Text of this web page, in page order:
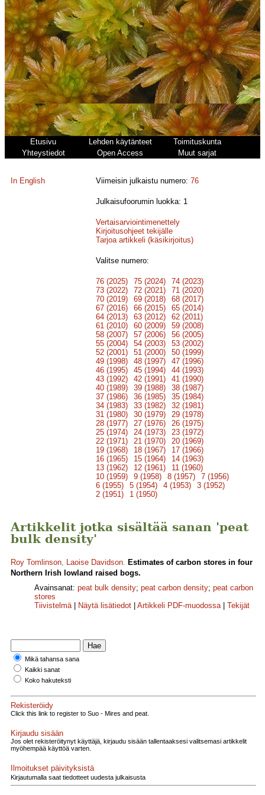
Etusivu Lehden käytänteet
Toimituskunta
Yhteystiedot
Open Access Muut sarjat
In English Viimeisin julkaistu numero:76
Julkaisufoorumin luokka: 1
Vertaisarviointimenettely
Kirjoitusohjeet tekijälle
Tarjoa artikkeli (käsikirjoitus)
Valitse numero:
76 (2025) 75 (2024)
74 (2023)
73 (2022)
72 (2021)
71 (2020)
70 (2019)
69 (2018)
68 (2017)
67 (2016)
66 (2015)
65 (2014)
64 (2013)
63 (2012)
62 (2011)
61 (2010)
60 (2009)
59 (2008)
58 (2007)
57 (2006)
56 (2005)
55 (2004)
54 (2003)
53 (2002)
52 (2001)
51 (2000)
50 (1999)
49 (1998)
48 (1997)
47 (1996)
46 (1995)
45 (1994)
44 (1993)
43 (1992)
42 (1991)
41 (1990)
40 (1989)
39 (1988)
38 (1987)
37 (1986)
36 (1985)
35 (1984)
34 (1983)
33 (1982)
32 (1981)
31 (1980)
30 (1979)
29 (1978)
28 (1977)
27 (1976)
26 (1975)
25 (1974)
24 (1973)
23 (1972)
22 (1971)
21 (1970)
20 (1969)
19 (1968)
18 (1967)
17 (1966)
16 (1965)
15 (1964)
14 (1963)
13 (1962)
12 (1961)
11 (1960)
10 (1959)
9 (1958) 8 (1957)
7 (1956)
6 (1955)
5 (1954) 4 (1953)
3 (1952)
2 (1951)
1 (1950)
Artikkelit jotka sisältää sanan 'peat
bulk density'
Roy Tomlinson, Laoise Davidson. Estimates of carbon stores in four
Northern Irish lowland raised bogs.
Avainsanat: peat bulk density; peat carbon density; peat carbon
stores
Tiivistelmä| Näytä lisätiedot Artikkeli PDF-muodossa| Tekijät
Mikä tahansa sana
Kaikki sanat
Koko hakuteksti
Rekisteröidy
Click this link to register to Suo - Mires and peat.
Kirjaudu sisään
Jos olet rekisteröitynyt käyttäjä, kirjaudu sisään tallentaaksesi valitsemasi artikkelit
myöhempää käyttöä varten.
Ilmoitukset päivityksistä
Kirjautumalla saat tiedotteet uudesta julkaisusta